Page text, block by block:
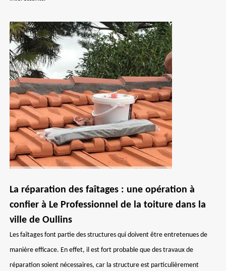
La réparation des faîtages : une opération à
confier à Le Professionnel de la toiture dans la
ville de Oullins
Les faîtages font partie des structures qui doivent être entretenues de
manière efficace. En effet, il est fort probable que des travaux de
réparation soient nécessaires, car la structure est particulièrement